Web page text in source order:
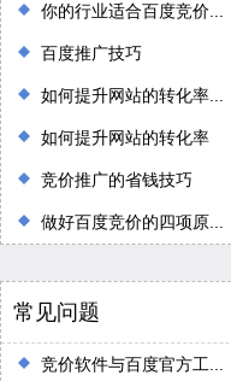
你的行业适合百度竞价...
百度推广技巧
如何提升网站的转化率...
如何提升网站的转化率
竞价推广的省钱技巧
做好百度竞价的四项原...
常见问题
竞价软件与百度官方工...